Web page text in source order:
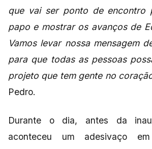
que vai ser ponto de encontro
papo e mostrar os avanços de
Vamos levar nossa mensagem
para que todas as pessoas
projeto que tem gente no
Pedro.
Durante o dia, antes da
aconteceu um adesivaço